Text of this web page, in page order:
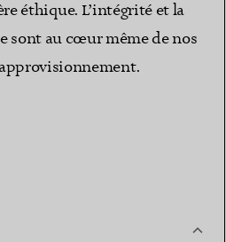
éthique. L’intégrité et la
sont au cœur même de nos